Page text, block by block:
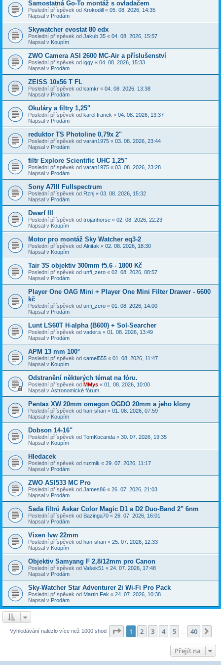
Samostatná Go-To montáž s ovladačem
Poslední příspěvek od Krokodill « 05. 08. 2026, 14:35
Napsal v Prodám
Skywatcher evostat 80 edx
Poslední příspěvek od Jakub 35 « 04. 08. 2026, 15:57
Napsal v Koupím
ZWO Camera ASI 2600 MC-Air a příslušenství
Poslední příspěvek od iggy « 04. 08. 2026, 15:33
Napsal v Prodám
ZEISS 10x56 T FL
Poslední příspěvek od kamkr « 04. 08. 2026, 13:38
Napsal v Prodám
Okuláry a filtry 1,25″
Poslední příspěvek od karel.franek « 04. 08. 2026, 13:37
Napsal v Prodám
reduktor TS Photoline 0,79x 2"
Poslední příspěvek od varan1975 « 03. 08. 2026, 23:44
Napsal v Prodám
filtr Explore Scientific UHC 1,25"
Poslední příspěvek od varan1975 « 03. 08. 2026, 23:28
Napsal v Prodám
Sony A7III Fullspectrum
Poslední příspěvek od Rznj « 03. 08. 2026, 15:32
Napsal v Prodám
Dwarf III
Poslední příspěvek od trojanhorse « 02. 08. 2026, 22:23
Napsal v Koupím
Motor pro montáž Sky Watcher eq3-2
Poslední příspěvek od Alnitak « 02. 08. 2026, 18:30
Napsal v Koupím
Tair 3S objektiv 300mm f5.6 - 1800 Kč
Poslední příspěvek od unfi_zero « 02. 08. 2026, 08:57
Napsal v Prodám
Player One OAG Mini + Player One Mini Filter Drawer - 6600
kč
Poslední příspěvek od unfi_zero « 01. 08. 2026, 14:00
Napsal v Prodám
Lunt LS60T H-alpha (B600) + Sol-Searcher
Poslední příspěvek od vader.s « 01. 08. 2026, 13:49
Napsal v Prodám
APM 13 mm 100°
Poslední příspěvek od camel555 « 01. 08. 2026, 11:47
Napsal v Koupím
Odstranění některých témat na fóru.
Poslední příspěvek od MMys « 01. 08. 2026, 10:00
Napsal v Astronomické fórum
Pentax XW 20mm omegon OGDO 20mm a jeho klony
Poslední příspěvek od han-shan « 01. 08. 2026, 07:59
Napsal v Koupím
Dobson 14-16"
Poslední příspěvek od TomKocanda « 30. 07. 2026, 19:35
Napsal v Koupím
Hledacek
Poslední příspěvek od ruzmik « 29. 07. 2026, 11:17
Napsal v Prodám
ZWO ASI533 MC Pro
Poslední příspěvek od James86 « 26. 07. 2026, 21:03
Napsal v Prodám
Sada filtrů Askar Color Magic D1 a D2 Duo-Band 2" 6nm
Poslední příspěvek od Bazinga70 « 26. 07. 2026, 16:01
Napsal v Prodám
Vixen lvw 22mm
Poslední příspěvek od han-shan « 25. 07. 2026, 12:33
Napsal v Koupím
Objektiv Samyang F 2,8/12mm pro Canon
Poslední příspěvek od Vašek51 « 24. 07. 2026, 17:48
Napsal v Prodám
Sky-Watcher Star Adventurer 2i Wi-Fi Pro Pack
Poslední příspěvek od Martin Fek « 24. 07. 2026, 10:38
Napsal v Prodám
Vyhledávání nalezlo více než 1000 shod Stránka z 40
1 2 3 4 5 40
Přejít na